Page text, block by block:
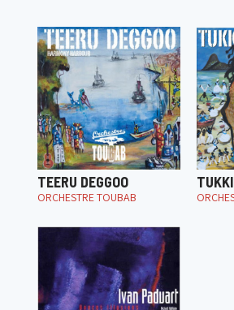
TEERU DEGGOO
ORCHESTRE TOUBAB